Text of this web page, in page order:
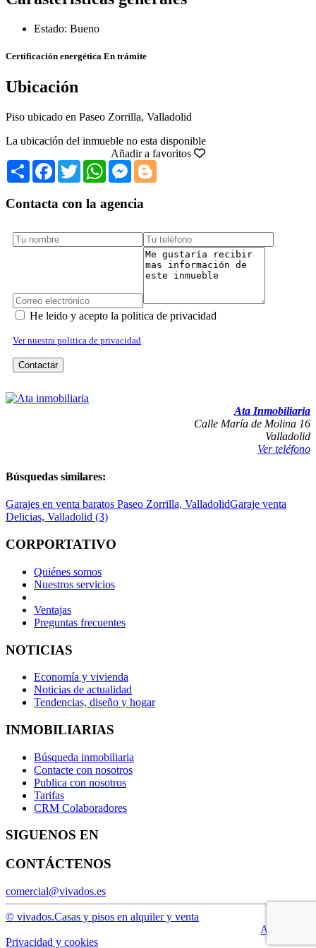
Estado: Bueno
Certificación energética En trámite
Ubicación
Piso ubicado en Paseo Zorrilla, Valladolid
La ubicación del inmueble no esta disponible
Añadir a favoritos
Share Facebook
TwitterWhatsAppMessenger
Contacta con la agencia
He leido y acepto la politica de privacidad
Ver nuestra politica de privacidad
Contactar
Ata Inmobiliaria
Calle María de Molina 16
Valladolid
Ver teléfono
Búsquedas similares:
Garajes en venta baratos Paseo Zorrilla, ValladolidGaraje venta
Delicias, Valladolid (3)
CORPORTATIVO
Quiénes somos
Nuestros servicios
Ventajas
Preguntas frecuentes
NOTICIAS
Economía y vivienda
Noticias de actualidad
Tendencias, diseño y hogar
INMOBILIARIAS
Búsqueda inmobiliaria
Contacte con nosotros
Publica con nosotros
Tarifas
CRM Colaboradores
SIGUENOS EN
CONTÁCTENOS
comercial@vivados.es
© vivados.Casas y pisos en alquiler y venta
Aviso legal
Privacidad y cookies